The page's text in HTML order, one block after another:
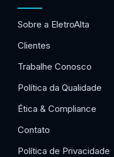
Sobre a EletroAlta
Clientes
Trabalhe Conosco
Política da Qualidade
Ética & Compliance
Contato
Política de Privacidade